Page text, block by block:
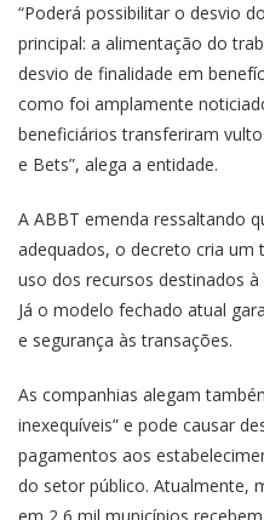
“Poderá possibilitar o desvio
principal: a alimentação do
desvio de finalidade em
como foi amplamente
beneficiários transferiram
e Bets”, alega a entidade.
A ABBT emenda ressaltando
adequados, o decreto cria um
uso dos recursos destinados
Já o modelo fechado atual
e segurança às transações.
As companhias alegam
inexequíveis” e pode causar
pagamentos aos
do setor público. Atualmente,